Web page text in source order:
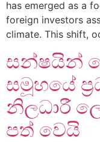
has emerged as a
foreign investors
climate. This shift,
සන්ෂයින්
සමූහයේ
නිලධාරී
පත් වෙයි